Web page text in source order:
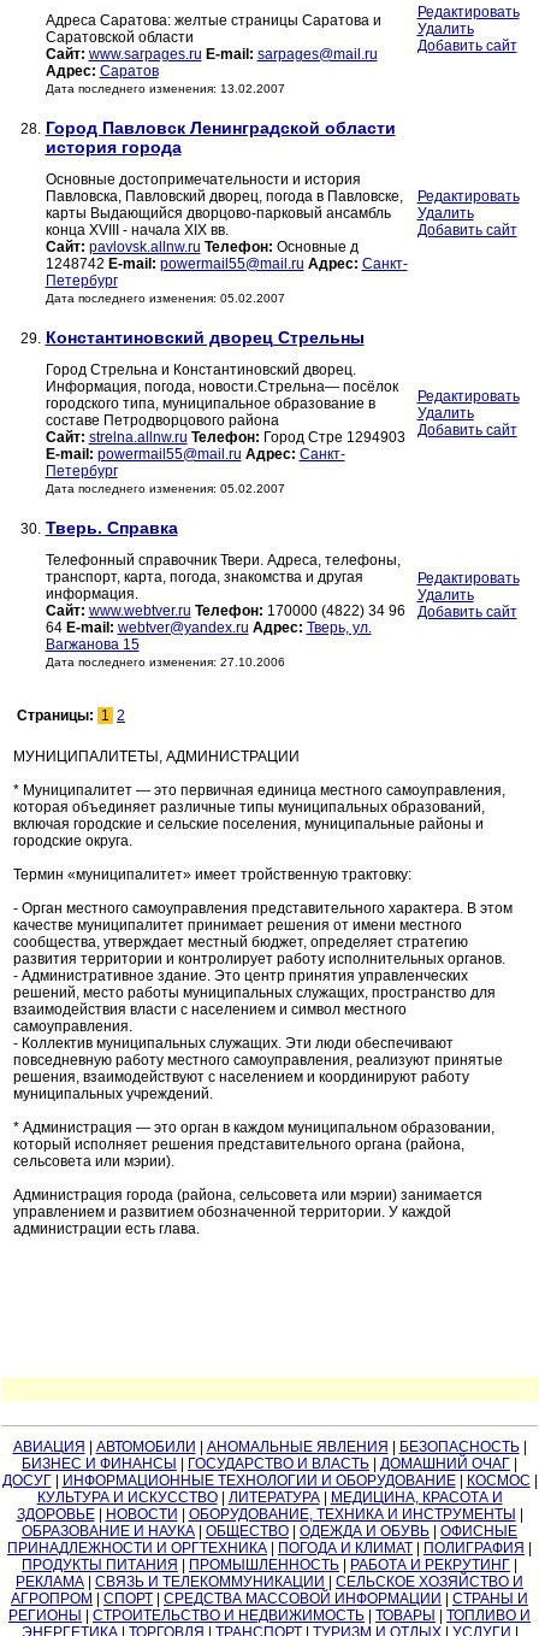
Адреса Саратова: желтые страницы Саратова и
Саратовской области
Сайт: www.sarpages.ru E-mail: sarpages@mail.ru
Адрес: Саратов
Дата последнего изменения: 13.02.2007
Редактировать
Удалить
Добавить сайт
28. Город Павловск Ленинградской области
история города
Основные достопримечательности и история
Павловска, Павловский дворец, погода в Павловске,
карты Выдающийся дворцово-парковый ансамбль
конца XVIII - начала XIX вв.
Сайт: pavlovsk.allnw.ru Телефон: Основные д
1248742 E-mail: powermail55@mail.ru Адрес: Санкт-
Петербург
Дата последнего изменения: 05.02.2007
Редактировать
Удалить
Добавить сайт
29. Константиновский дворец Стрельны
Город Стрельна и Константиновский дворец.
Информация, погода, новости.Стрельна— посёлок
городского типа, муниципальное образование в
составе Петродворцового района
Сайт: strelna.allnw.ru Телефон: Город Стре 1294903
E-mail: powermail55@mail.ru Адрес: Санкт-
Петербург
Дата последнего изменения: 05.02.2007
Редактировать
Удалить
Добавить сайт
30. Тверь. Справка
Телефонный справочник Твери. Адреса, телефоны,
транспорт, карта, погода, знакомства и другая
информация.
Сайт: www.webtver.ru Телефон: 170000 (4822) 34 96
64 E-mail: webtver@yandex.ru Адрес: Тверь, ул.
Вагжанова 15
Дата последнего изменения: 27.10.2006
Редактировать
Удалить
Добавить сайт
Страницы: 1 2
МУНИЦИПАЛИТЕТЫ, АДМИНИСТРАЦИИ
* Муниципалитет — это первичная единица местного самоуправления,
которая объединяет различные типы муниципальных образований,
включая городские и сельские поселения, муниципальные районы и
городские округа.
Термин «муниципалитет» имеет тройственную трактовку:
- Орган местного самоуправления представительного характера. В этом
качестве муниципалитет принимает решения от имени местного
сообщества, утверждает местный бюджет, определяет стратегию
развития территории и контролирует работу исполнительных органов.
- Административное здание. Это центр принятия управленческих
решений, место работы муниципальных служащих, пространство для
взаимодействия власти с населением и символ местного
самоуправления.
- Коллектив муниципальных служащих. Эти люди обеспечивают
повседневную работу местного самоуправления, реализуют принятые
решения, взаимодействуют с населением и координируют работу
муниципальных учреждений.
* Администрация — это орган в каждом муниципальном образовании,
который исполняет решения представительного органа (района,
сельсовета или мэрии).
Администрация города (района, сельсовета или мэрии) занимается
управлением и развитием обозначенной территории. У каждой
администрации есть глава.
АВИАЦИЯ АВТОМОБИЛИ АНОМАЛЬНЫЕ ЯВЛЕНИЯ БЕЗОПАСНОСТЬ|
БИЗНЕС И ФИНАНСЫ
ГОСУДАРСТВО И ВЛАСТЬ ДОМАШНИЙ ОЧАГ
ДОСУГ| ИНФОРМАЦИОННЫЕ ТЕХНОЛОГИИ И ОБОРУДОВАНИЕ| КОСМОС
КУЛЬТУРА И ИСКУССТВО| ЛИТЕРАТУРА|
МЕДИЦИНА, КРАСОТА И
ЗДОРОВЬЕ| НОВОСТИ ОБОРУДОВАНИЕ, ТЕХНИКА И ИНСТРУМЕНТЫ
ОБРАЗОВАНИЕ И НАУКА
ОБЩЕСТВО ОДЕЖДА И ОБУВЬ
ОФИСНЫЕ
ПРИНАДЛЕЖНОСТИ И ОРГТЕХНИКА
ПОГОДА И КЛИМАТ ПОЛИГРАФИЯ
ПРОДУКТЫ ПИТАНИЯ
ПРОМЫШЛЕННОСТЬ РАБОТА И РЕКРУТИНГ
РЕКЛАМА
СВЯЗЬ И ТЕЛЕКОММУНИКАЦИИ
СЕЛЬСКОЕ ХОЗЯЙСТВО И
АГРОПРОМ
СПОРТ СРЕДСТВА МАССОВОЙ ИНФОРМАЦИИ
СТРАНЫ И
РЕГИОНЫ
СТРОИТЕЛЬСТВО И НЕДВИЖИМОСТЬ ТОВАРЫ
ТОПЛИВО И